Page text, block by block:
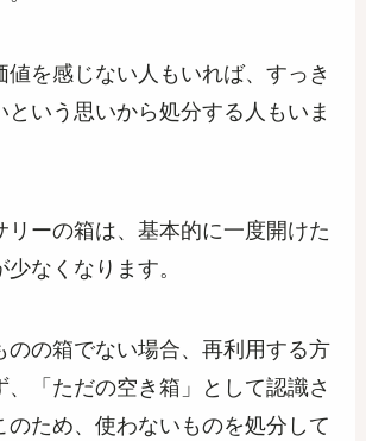
値を感じない人もいれば、すっき
という思いから処分する人もいま
リーの箱は、基本的に一度開けた
なくなります。
のの箱でない場合、再利用する方
、「ただの空き箱」として認識さ
のため、使わないものを処分して